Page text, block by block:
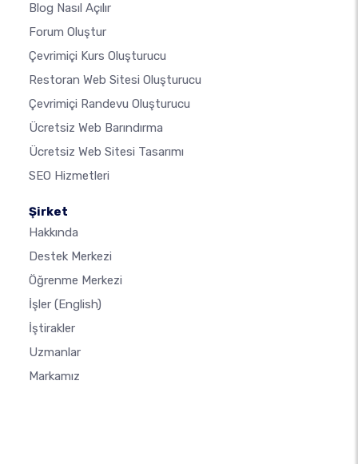
Blog Nasıl Açılır
Forum Oluştur
Çevrimiçi Kurs Oluşturucu
Restoran Web Sitesi Oluşturucu
Çevrimiçi Randevu Oluşturucu
Ücretsiz Web Barındırma
Ücretsiz Web Sitesi Tasarımı
SEO Hizmetleri
Şirket
Hakkında
Destek Merkezi
Öğrenme Merkezi
İşler (English)
İştirakler
Uzmanlar
Markamız